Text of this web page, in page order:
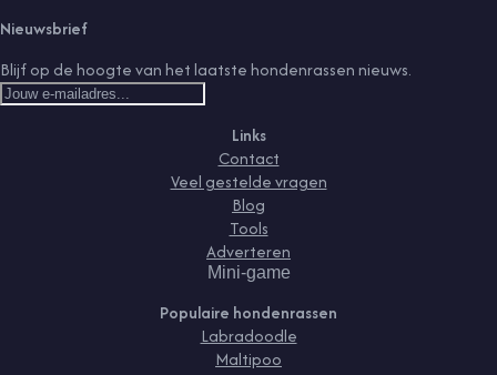
Nieuwsbrief
Blijf op de hoogte van het laatste hondenrassen nieuws.
Links
Contact
Veel gestelde vragen
Blog
Tools
Adverteren
Mini-game
Populaire hondenrassen
Labradoodle
Maltipoo